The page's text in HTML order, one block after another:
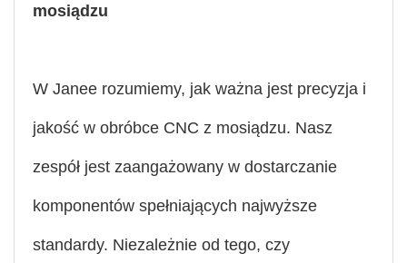
mosiądzu
W Janee rozumiemy, jak ważna jest precyzja i
jakość w obróbce CNC z mosiądzu. Nasz
zespół jest zaangażowany w dostarczanie
komponentów spełniających najwyższe
standardy. Niezależnie od tego, czy